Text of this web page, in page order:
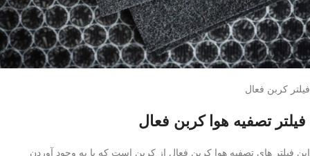
فیلتر کربن فعال
فیلتر تصفیه هوا کربن فعال
این فیلتر های تصفیه هوا کربن فعال از کربن است که با به وجود آوردن